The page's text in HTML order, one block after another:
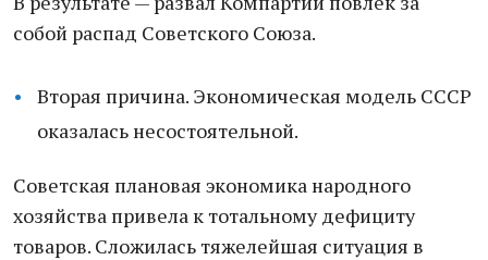
собой распад Советского Союза.
Вторая причина. Экономическая модель СССР
оказалась несостоятельной.
Советская плановая экономика народного
хозяйства привела к тотальному дефициту
товаров. Сложилась тяжелейшая ситуация в